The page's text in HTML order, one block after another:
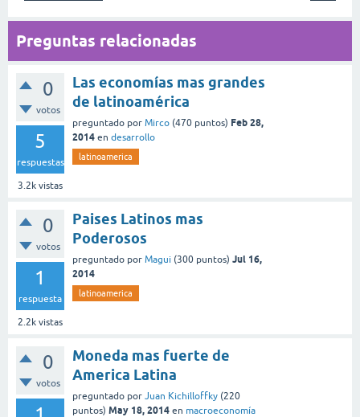
Preguntas relacionadas
0
votos
5
respuestas
3.2k vistas
Las economías mas grandes
de latinoamérica
preguntado por Mirco (470 puntos) Feb 28,
2014 en desarrollo
latinoamerica
0
votos
1
respuesta
2.2k vistas
Paises Latinos mas
Poderosos
preguntado por Magui (300 puntos) Jul 16,
2014
latinoamerica
0
votos
Moneda mas fuerte de
America Latina
preguntado por Juan Kichilloffky (220
puntos) May 18, 2014 en macroeconomía